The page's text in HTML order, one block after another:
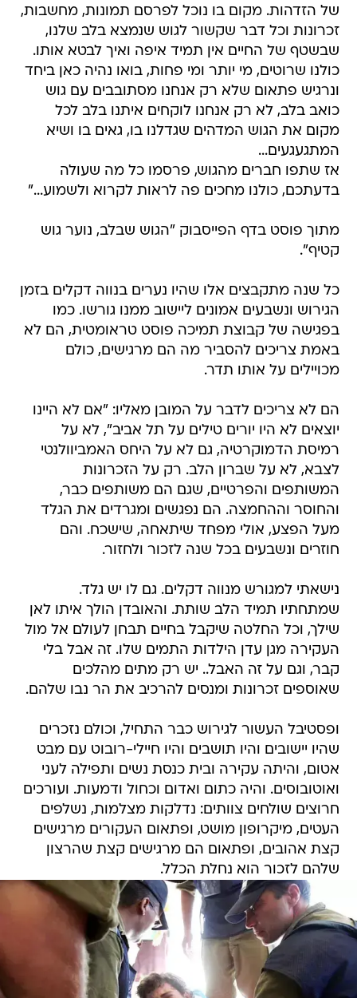
של הזדהות. מקום בו נוכל לפרסם תמונות, מחשבות,
זכרונות וכל דבר שקשור לגוש שנמצא בלב שלנו,
שבשטף של החיים אין תמיד איפה ואיך לבטא אותו.
כולנו שרוטים, מי יותר ומי פחות, בואו נהיה כאן ביחד
ונרגיש פתאום שלא רק אנחנו מסתובבים עם גוש
כואב בלב, לא רק אנחנו לוקחים איתנו בלב לכל
מקום את הגוש המדהים שגדלנו בו, גאים בו ושיא
המתגעגעים...
אז שתפו חברים מהגוש, פרסמו כל מה שעולה
בדעתכם, כולנו מחכים פה לראות לקרוא ולשמוע..."
מתוך פוסט בדף הפייסבוק "הגוש שבלב, נוער גוש
קטיף".
כל שנה מתקבצים אלו שהיו נערים בנווה דקלים בזמן
הגירוש ונשבעים אמונים ליישוב ממנו גורשו. כמו
בפגישה של קבוצת תמיכה פוסט טראומטית, הם לא
באמת צריכים להסביר מה הם מרגישים, כולם
מכויילים על אותו תדר.
הם לא צריכים לדבר על המובן מאליו: "אם לא היינו
יוצאים לא היו יורים טילים על תל אביב", לא על
רמיסת הדמוקרטיה, גם לא על היחס האמביוולנטי
לצבא, לא על שברון הלב. רק על הזכרונות
המשותפים והפרטיים, שגם הם משותפים כבר,
והחוסר וההחמצה. הם נפגשים ומגרדים את הגלד
מעל הפצע, אולי מפחד שיתאחה, שישכח. והם
חוזרים ונשבעים בכל שנה לזכור ולחזור.
נישאתי למגורש מנווה דקלים. גם לו יש גלד.
שמתחתיו תמיד הלב שותת. והאובדן הולך איתו לאן
שילך, וכל החלטה שיקבל בחיים תבחן לעולם אל מול
העקירה מגן עדן הילדות התמים שלו. זה אבל בלי
קבר, וגם על זה האבל.. יש רק מתים מהלכים
שאוספים זכרונות ומנסים להרכיב את הר נבו שלהם.
ופסטיבל העשור לגירוש כבר התחיל, וכולם נזכרים
שהיו יישובים והיו תושבים והיו חיילי-רובוט עם מבט
אטום, והיתה עקירה ובית כנסת נשים ותפילה לעני
ואוטובוסים. והיה כתום ואדום וכחול ודמעות. ועורכים
חרוצים שולחים צוותים: נדלקות מצלמות, נשלפים
העטים, מיקרופון מושט, ופתאום העקורים מרגישים
קצת אהובים, ופתאום הם מרגישים קצת שהרצון
שלהם לזכור הוא נחלת הכלל.